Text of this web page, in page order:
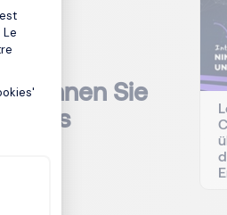
Können Sie